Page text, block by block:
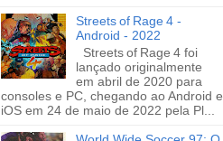
Streets of Rage 4 -
Android - 2022
Streets of Rage 4 foi
lançado originalmente
em abril de 2020 para
consoles e PC, chegando ao Android e
iOS em 24 de maio de 2022 pela Pl...